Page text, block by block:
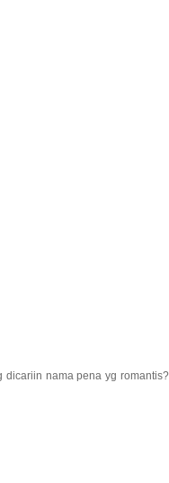
nama pena yg